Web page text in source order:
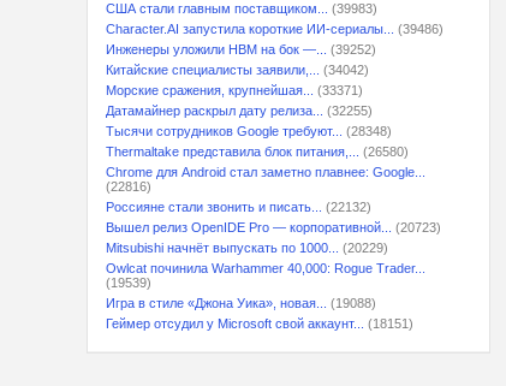
США стали главным поставщиком...
(39983)
Character.AI запустила короткие ИИ-сериалы...
(39486)
Инженеры уложили HBM на бок —...
(39252)
Китайские специалисты заявили,...
(34042)
Морские сражения, крупнейшая...
(33371)
Датамайнер раскрыл дату релиза...
(32255)
Тысячи сотрудников Google требуют...
(28348)
Thermaltake представила блок питания,...
(26580)
Chrome для Android стал заметно плавнее: Google...
(22816)
Россияне стали звонить и писать...
(22132)
Вышел релиз OpenIDE Pro — корпоративной...
(20723)
Mitsubishi начнёт выпускать по 1000...
(20229)
Owlcat починила Warhammer 40,000: Rogue Trader...
(19539)
Игра в стиле «Джона Уика», новая...
(19088)
Геймер отсудил у Microsoft свой аккаунт...
(18151)